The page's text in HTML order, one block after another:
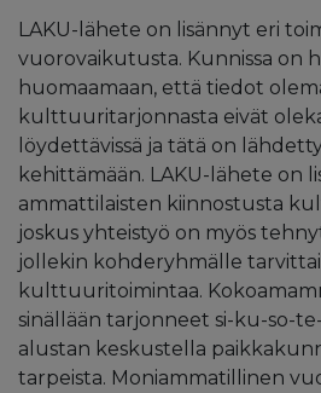
LAKU-lähete on lisännyt eri
vuorovaikutusta. Kunnissa on
huomaamaan, että tiedot
kulttuuritarjonnasta eivät
löydettävissä ja tätä on
kehittämään. LAKU-lähete on
ammattilaisten kiinnostusta
joskus yhteistyö on myös
jollekin kohderyhmälle
kulttuuritoimintaa.
sinällään tarjonneet si-ku-so-
alustan keskustella
tarpeista. Moniammatillinen